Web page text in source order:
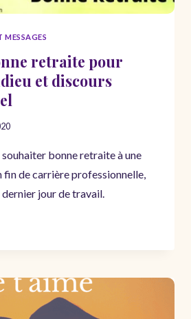
MESSAGES
retraite pour
et discours
bonne retraite à une
fin de carrière professionnelle,
dernier jour de travail.